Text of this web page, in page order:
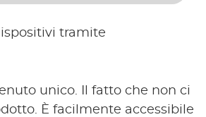
tramite
unico. Il fatto che non ci
È facilmente accessibile